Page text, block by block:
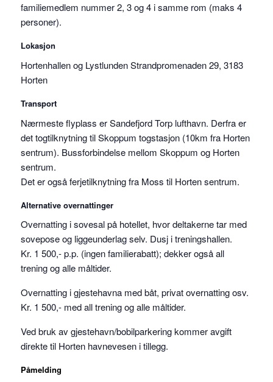
familiemedlem nummer 2, 3 og 4 i samme rom (maks 4
personer).
Lokasjon
Hortenhallen og Lystlunden Strandpromenaden 29, 3183
Horten
Transport
Nærmeste flyplass er Sandefjord Torp lufthavn. Derfra er
det togtilknytning til Skoppum togstasjon (10km fra Horten
sentrum). Bussforbindelse mellom Skoppum og Horten
sentrum.
Det er også ferjetilknytning fra Moss til Horten sentrum.
Alternative overnattinger
Overnatting i sovesal på hotellet, hvor deltakerne tar med
sovepose og liggeunderlag selv. Dusj i treningshallen.
Kr. 1 500,- p.p. (ingen familierabatt); dekker også all
trening og alle måltider.
Overnatting i gjestehavna med båt, privat overnatting osv.
Kr. 1 500,- med all trening og alle måltider.
Ved bruk av gjestehavn/bobilparkering kommer avgift
direkte til Horten havnevesen i tillegg.
Påmelding